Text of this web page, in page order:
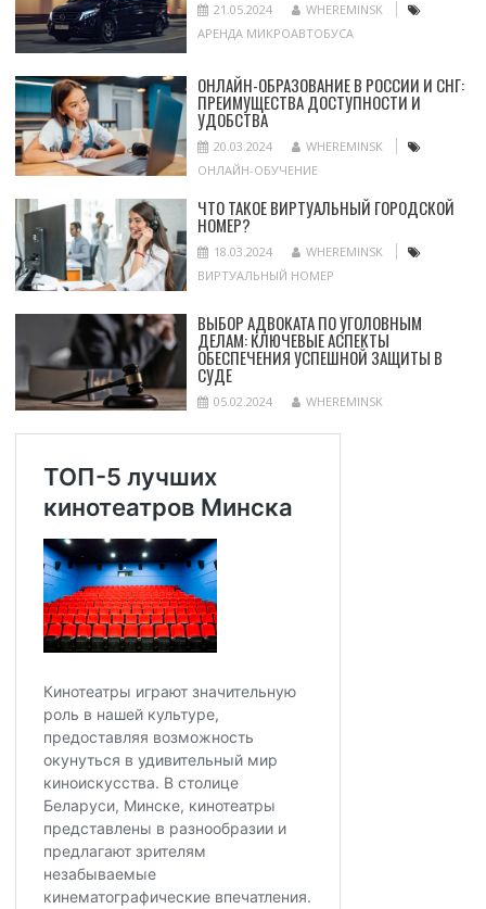
21.05.2024
WHEREMINSK
АРЕНДА МИКРОАВТОБУСА
ОНЛАЙН-ОБРАЗОВАНИЕ В РОССИИ И СНГ:
ПРЕИМУЩЕСТВА ДОСТУПНОСТИ И
УДОБСТВА
20.03.2024
WHEREMINSK
ОНЛАЙН-ОБУЧЕНИЕ
ЧТО ТАКОЕ ВИРТУАЛЬНЫЙ ГОРОДСКОЙ
НОМЕР?
18.03.2024
WHEREMINSK
ВИРТУАЛЬНЫЙ НОМЕР
ВЫБОР АДВОКАТА ПО УГОЛОВНЫМ
ДЕЛАМ: КЛЮЧЕВЫЕ АСПЕКТЫ
ОБЕСПЕЧЕНИЯ УСПЕШНОЙ ЗАЩИТЫ В
СУДЕ
05.02.2024 WHEREMINSK